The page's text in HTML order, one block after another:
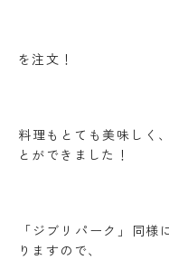
を注文！
料理もとても美味しく
とができました！
「ジブリパーク」同
りますので、